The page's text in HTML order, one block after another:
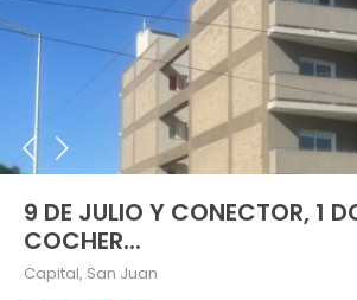
9 DE JULIO Y CONECTOR, 1
COCHER...
Capital, San Juan